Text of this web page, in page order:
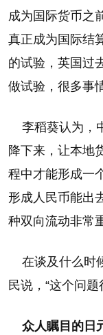
成为国际货币之
真正成为国际结
的试验，英国过
做试验，很多事
李稻葵认为，
降下来，让本地
程中才能形成一
形成人民币能出
种双向流动非常
在谈及什么时
民说，“这个问题
众人瞩目的日